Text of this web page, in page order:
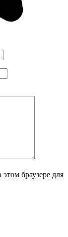
браузере для